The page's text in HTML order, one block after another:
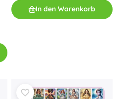
In den Warenkorb